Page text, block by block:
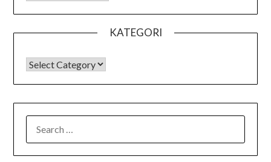
KATEGORI
KATEGORI
FOR: